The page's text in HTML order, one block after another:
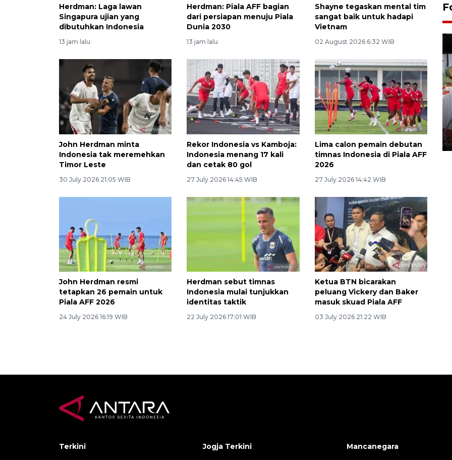
Herdman: Laga lawan
Singapura ujian yang
dibutuhkan Indonesia
13 jam lalu
Herdman: Piala AFF bagian
dari persiapan menuju Piala
Dunia 2030
13 jam lalu
Shayne tegaskan mental tim
sangat baik untuk hadapi
Vietnam
02 August 2026 6:32 WIB
John Herdman minta
Indonesia tak meremehkan
Timor Leste
30 July 2026 21:05 WIB
Rekor Indonesia vs Kamboja:
Indonesia menang 17 kali
dan cetak 80 gol
27 July 2026 14:45 WIB
Lima calon pemain debutan
timnas Indonesia di Piala AFF
2026
27 July 2026 14:42 WIB
John Herdman resmi
tetapkan 26 pemain untuk
Piala AFF 2026
24 July 2026 16:19 WIB
Herdman sebut timnas
Indonesia mulai tunjukkan
identitas taktik
22 July 2026 17:01 WIB
Ketua BTN bicarakan
peluang Vickery dan Baker
masuk skuad Piala AFF
03 July 2026 21:22 WIB
Pameran seni rupa karya
seniman neurodivergen
Terkini
Jogja Terkini
Mancanegara